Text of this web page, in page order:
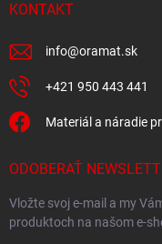
KONTAKT
info@oramat.sk
+421 950 443 441
Materiál a náradie
ODOBERAŤ
Vložte svoj e-mail a my
produktoch na našom e-